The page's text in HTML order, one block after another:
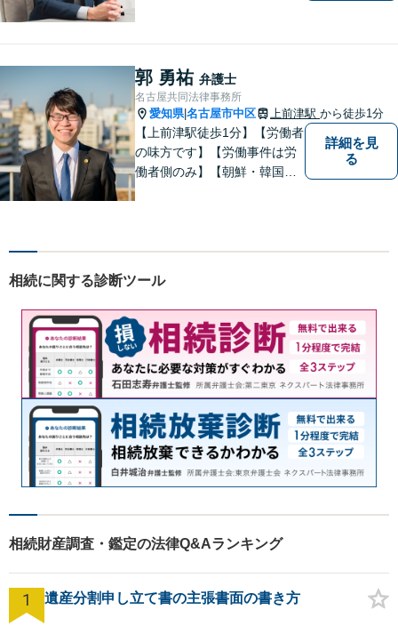
ご相談ください。明るい未来
に向け一緒に歩んでいきまし
ょう【相続の相談にも対応】
郭 勇祐 弁護士
名古屋共同法律事務所
愛知県|名古屋市中区 上前津駅 から徒歩1分
【上前津駅徒歩1分】【労働者
の味方です】【労働事件は労
働者側のみ】【朝鮮・韓国の
る方の心の支えになれるよ
す。【休日・夜間面談可能】
詳細を見
る
相続に関する診断ツール
相続財産調査・鑑定の法律Q&Aランキング
1 遺産分割申し立て書の主張書面の書き方